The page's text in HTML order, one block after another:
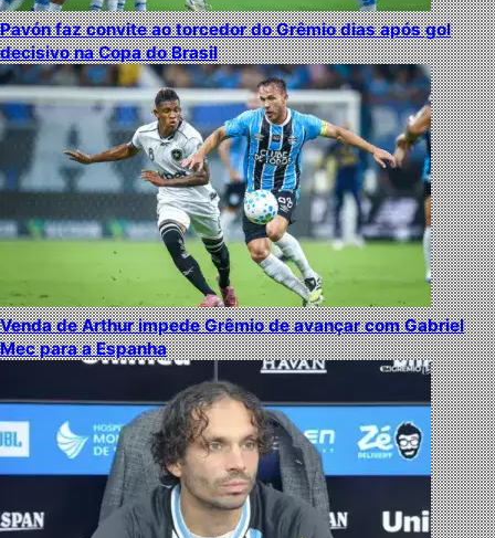
Pavón faz convite ao torcedor do Grêmio dias após gol
decisivo na Copa do Brasil
Venda de Arthur impede Grêmio de avançar com Gabriel
Mec para a Espanha